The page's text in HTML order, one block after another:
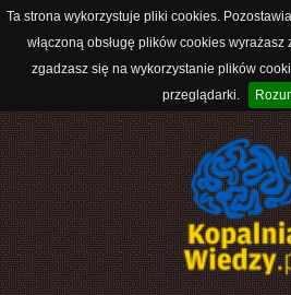
Ta strona wykorzystuje pliki cookies.
włączoną obsługę plików cookies
zgadzasz się na wykorzystanie plików
przeglądarki.